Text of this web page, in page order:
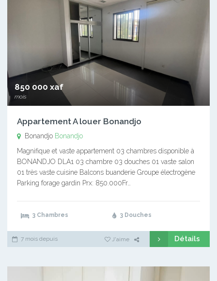
850 000 xaf
mois
Appartement A louer Bonandjo
Bonandjo Bonandjo
Magnifique et vaste appartement 03 chambres disponible à
BONANDJO DLA1 03 chambre 03 douches 01 vaste salon
01 très vaste cuisine Balcons buanderie Groupe électrogène
Parking forage gardin Prx: 850.000Fr…
3 Chambres 3 Douches
7 mois depuis J'aime Détails